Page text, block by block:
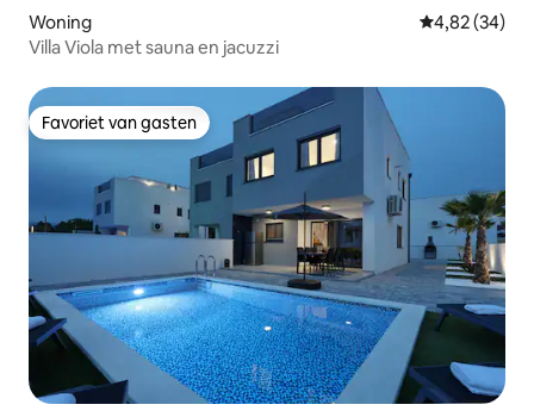
Woning Gemiddelde
4,82 (34)
Villa Viola met sauna en jacuzzi
Favoriet van gasten
Favoriet van gasten